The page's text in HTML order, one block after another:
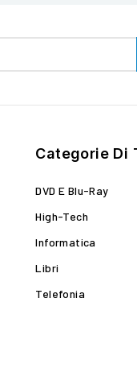
Categorie Di
DVD E Blu-Ray
High-Tech
Informatica
Libri
Telefonia